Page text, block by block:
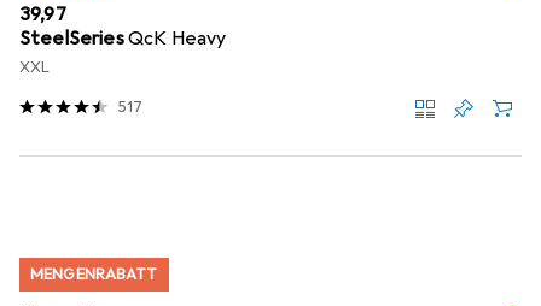
EUR
39,97
SteelSeriesQcK Heavy
XXL
517
MENGENRABATT